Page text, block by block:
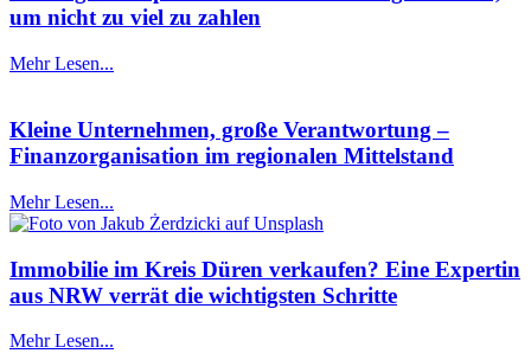
um nicht zu viel zu zahlen
Mehr Lesen...
Kleine Unternehmen, große Verantwortung –
Finanzorganisation im regionalen Mittelstand
Mehr Lesen...
Immobilie im Kreis Düren verkaufen? Eine Expertin
aus NRW verrät die wichtigsten Schritte
Mehr Lesen...